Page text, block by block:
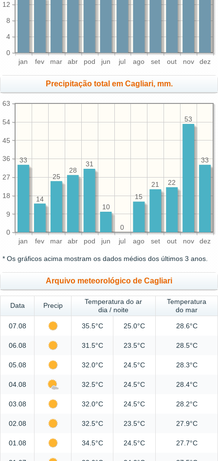
jan fev mar abr pod jun jul ago set out nov dez
0
4
8
12
Precipitação total em Cagliari, mm.
jan fev mar abr pod jun jul ago set out nov dez
0
9
18
27
36
45
54
63
33
53
22
21
15
0
10
31
28
25
14
33
* Os gráficos acima mostram os dados médios dos últimos 3 anos.
Arquivo meteorológico de Cagliari
Data Precip
Temperatura do ar
dia / noite
Temperatura
do mar
07.08 35.5°C 25.0°C 28.6°C
06.08 31.5°C 23.5°C 28.5°C
05.08 32.0°C 24.5°C 28.3°C
04.08 32.5°C 24.5°C 28.4°C
03.08 32.0°C 24.5°C 28.2°C
02.08 32.5°C 23.5°C 27.9°C
01.08 34.5°C 24.5°C 27.7°C